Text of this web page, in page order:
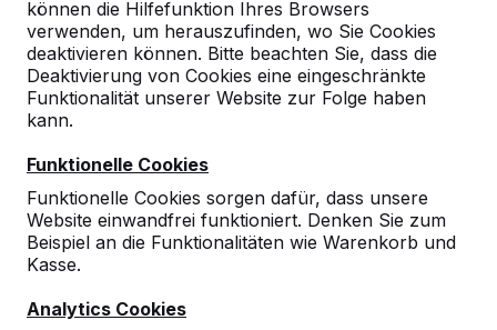
können die Hilfefunktion Ihres Browsers
verwenden, um herauszufinden, wo Sie Cookies
deaktivieren können. Bitte beachten Sie, dass die
Deaktivierung von Cookies eine eingeschränkte
Funktionalität unserer Website zur Folge haben
kann.
Funktionelle Cookies
Funktionelle Cookies sorgen dafür, dass unsere
Website einwandfrei funktioniert. Denken Sie zum
Beispiel an die Funktionalitäten wie Warenkorb und
Kasse.
Analytics Cookies